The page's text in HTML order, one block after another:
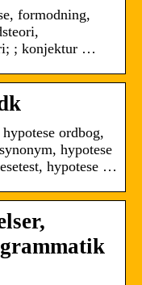
formodning,
; konjektur …
ordbog,
hypotese
hypotese …